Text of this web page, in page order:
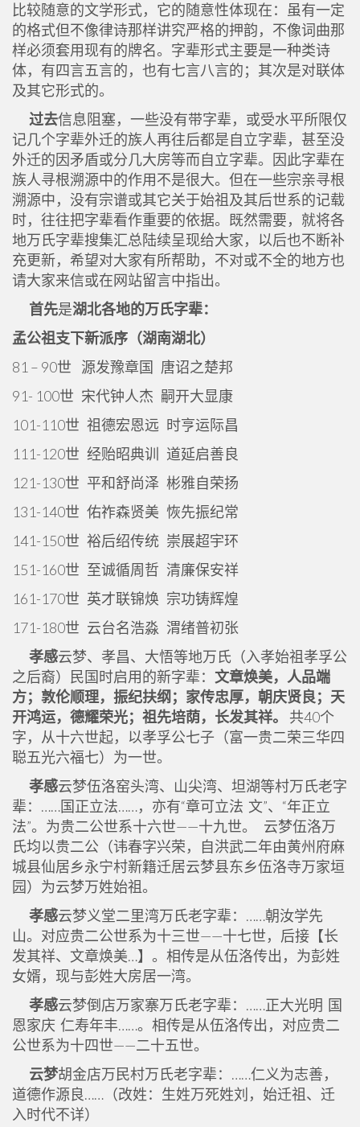
比较随意的文学形式，它的随意性体现在：虽有一定
的格式但不像律诗那样讲究严格的押韵，不像词曲那
样必须套用现有的牌名。字辈形式主要是一种类诗
体，有四言五言的，也有七言八言的；其次是对联体
及其它形式的。
过去信息阻塞，一些没有带字辈，或受水平所限仅
记几个字辈外迁的族人再往后都是自立字辈，甚至没
外迁的因矛盾或分几大房等而自立字辈。因此字辈在
族人寻根溯源中的作用不是很大。但在一些宗亲寻根
溯源中，没有宗谱或其它关于始祖及其后世系的记载
时，往往把字辈看作重要的依据。既然需要，就将各
地万氏字辈搜集汇总陆续呈现给大家，以后也不断补
充更新，希望对大家有所帮助，不对或不全的地方也
请大家来信或在网站留言中指出。
首先是湖北各地的万氏字辈：
孟公祖支下新派序（湖南湖北）
81 – 90世 源发豫章国 唐诏之楚邦
91- 100世 宋代钟人杰 嗣开大显康
101-110世 祖德宏恩远 时亨运际昌
111-120世 经贻昭典训 道延启善良
121-130世 平和舒尚泽 彬雅自荣扬
131-140世 佑祚森贤美 恢先振纪常
141-150世 裕后绍传统 崇展超宇环
151-160世 至诚循周哲 清廉保安祥
161-170世 英才联锦焕 宗功铸辉煌
171-180世 云台名浩淼 渭绪普初张
孝感云梦、孝昌、大悟等地万氏（入孝始祖孝孚公
之后裔）民国时启用的新字辈： 文章焕美，人品端
方；敦伦顺理，振纪扶纲；家传忠厚，朝庆贤良；天
开鸿运，德耀荣光；祖先培荫，长发其祥。
共40个
字，从十六世起，以孝孚公七子（富一贵二荣三华四
聪五光六福七）为一世。
孝感云梦伍洛窑头湾、山尖湾、坦湖等村万氏老字
辈：……国正立法……，亦有“章可立法 文”、“年正立
法”。为贵二公世系十六世——十九世。 云梦伍洛万
氏均以贵二公（讳春字兴荣，自洪武二年由黄州府麻
城县仙居乡永宁村新籍迁居云梦县东乡伍洛寺万家垣
园）为云梦万姓始祖。
孝感云梦义堂二里湾万氏老字辈：……朝汝学先
山。对应贵二公世系为十三世——十七世，后接【长
发其祥、文章焕美…】。相传是从伍洛传出，为彭姓
女婿，现与彭姓大房居一湾。
孝感云梦倒店万家寨万氏老字辈：……正大光明 国
恩家庆 仁寿年丰……。相传是从伍洛传出，对应贵二
公世系为十四世——二十五世。
云梦胡金店万民村万氏老字辈：……仁义为志善，
道德作源良……（改姓：生姓万死姓刘，始迁祖、迁
入时代不详）